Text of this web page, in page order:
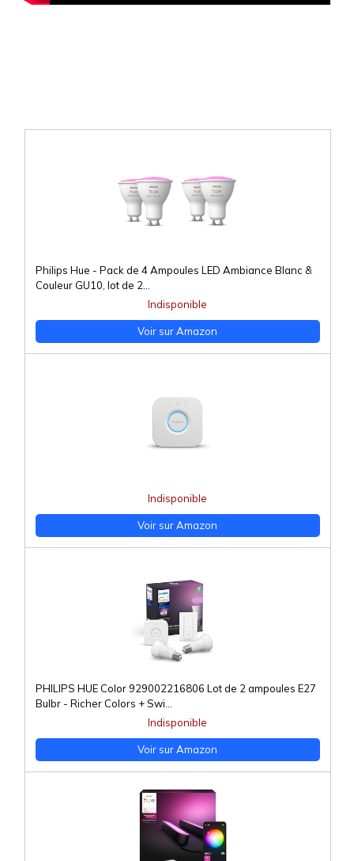
Philips Hue - Pack de 4 Ampoules LED Ambiance Blanc &
Couleur GU10, lot de 2...
Indisponible
Voir sur Amazon
Indisponible
Voir sur Amazon
PHILIPS HUE Color 929002216806 Lot de 2 ampoules E27
Bulbr - Richer Colors + Swi...
Indisponible
Voir sur Amazon